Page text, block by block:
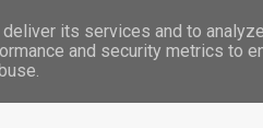
its services and to
and security metrics to